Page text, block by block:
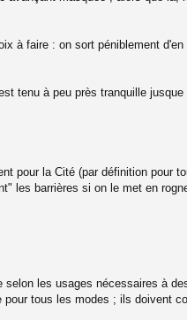
à faire : on sort péniblement
tenu à peu près tranquille
pour la Cité (par définition pour
les barrières si on le met en
les usages nécessaires à
tous les modes ; ils doivent